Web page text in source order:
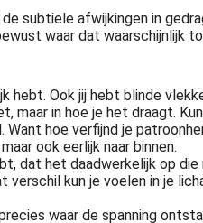
subtiele afwijkingen in
waar dat waarschijnlijk
Ook jij hebt blinde
maar in hoe je het draagt.
hoe verfijnd je
ook eerlijk naar binnen.
dat het daadwerkelijk op die
kun je voelen in je
waar de spanning